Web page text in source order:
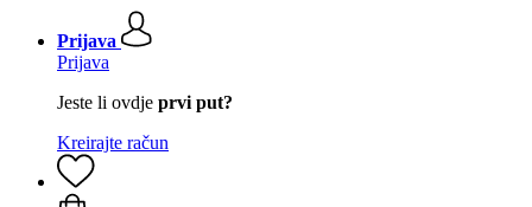
Prijava
Prijava
Jeste li ovdje prvi put?
Kreirajte račun